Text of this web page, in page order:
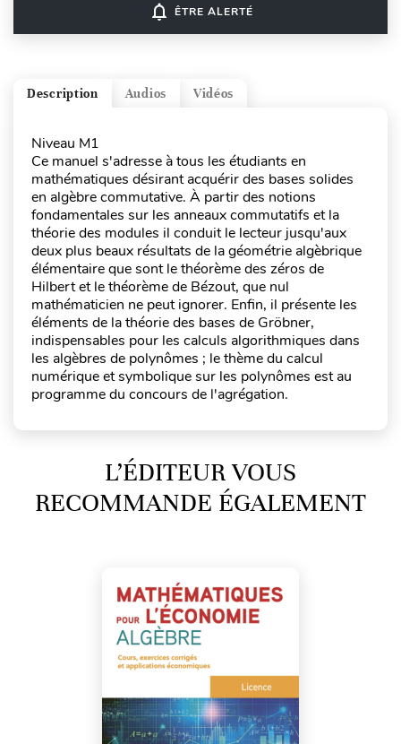
notifications_none ÊTRE ALERTÉ
Vidéos
Audios
Description
Niveau M1
Ce manuel s'adresse à tous les étudiants en
mathématiques désirant acquérir des bases solides
en algèbre commutative. À partir des notions
fondamentales sur les anneaux commutatifs et la
théorie des modules il conduit le lecteur jusqu'aux
deux plus beaux résultats de la géométrie algèbrique
élémentaire que sont le théorème des zéros de
Hilbert et le théorème de Bézout, que nul
mathématicien ne peut ignorer. Enfin, il présente les
éléments de la théorie des bases de Gröbner,
indispensables pour les calculs algorithmiques dans
les algèbres de polynômes ; le thème du calcul
numérique et symbolique sur les polynômes est au
programme du concours de l'agrégation.
L’ÉDITEUR VOUS
RECOMMANDE ÉGALEMENT